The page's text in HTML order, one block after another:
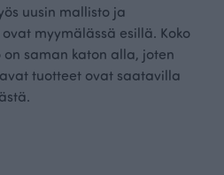
uusin mallisto ja
myymälässä esillä. Koko
saman katon alla, joten
tuotteet ovat saatavilla